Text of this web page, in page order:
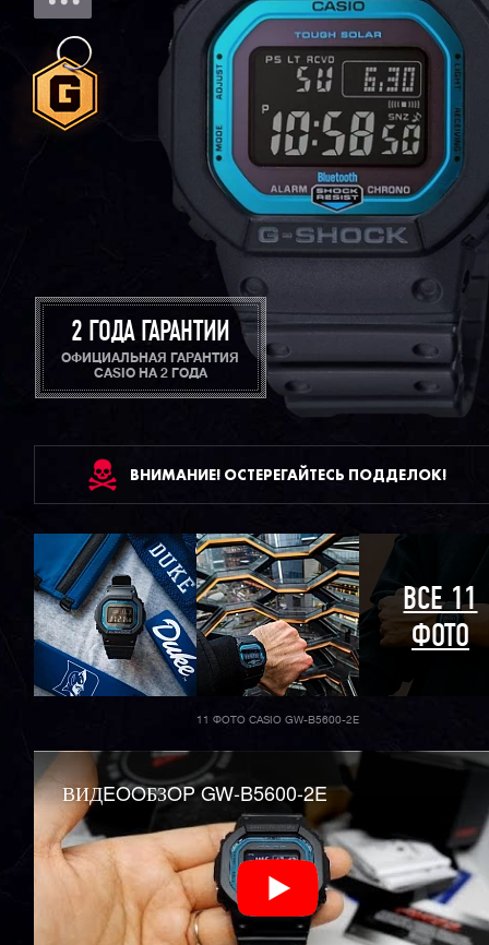
2 ГОДА ГАРАНТИИ
ОФИЦИАЛЬНАЯ ГАРАНТИЯ
CASIO НА 2 ГОДА
ВНИМАНИЕ! ОСТЕРЕГАЙТЕСЬ ПОДДЕЛОК!
ВСЕ 11
ФОТО
11 ФОТО CASIO GW-B5600-2E
ВИДEOOБЗOP GW-B5600-2E